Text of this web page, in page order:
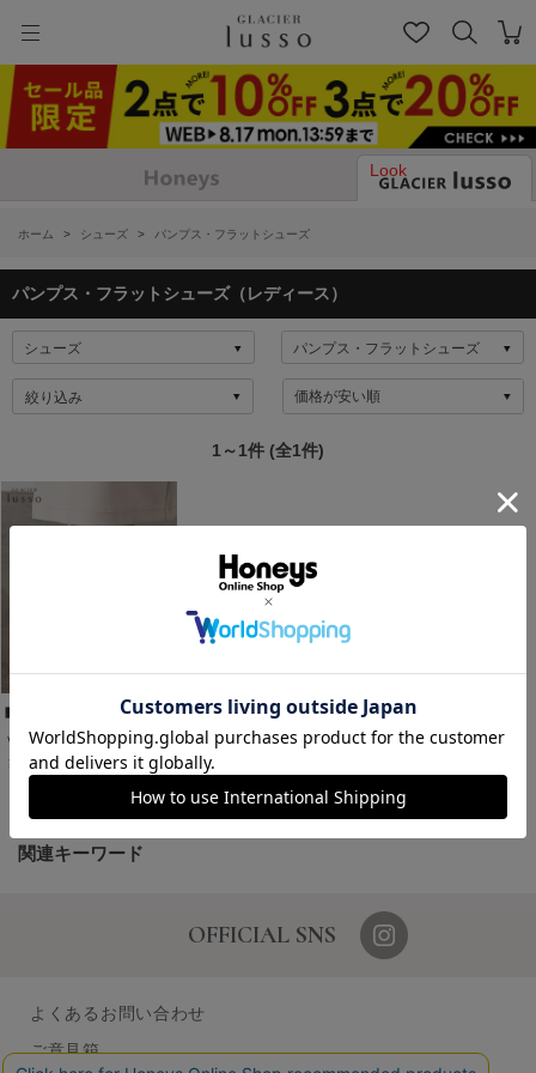
Look
ホーム > シューズ > パンプス・フラットシューズ
パンプス・フラットシューズ（レディース）
絞り込み
1～1件 (全1件)
Ｖカットフラットシューズ
￥3,980 税込
1～1件 (全1件)
関連キーワード
OFFICIAL SNS
よくあるお問い合わせ
ご意見箱